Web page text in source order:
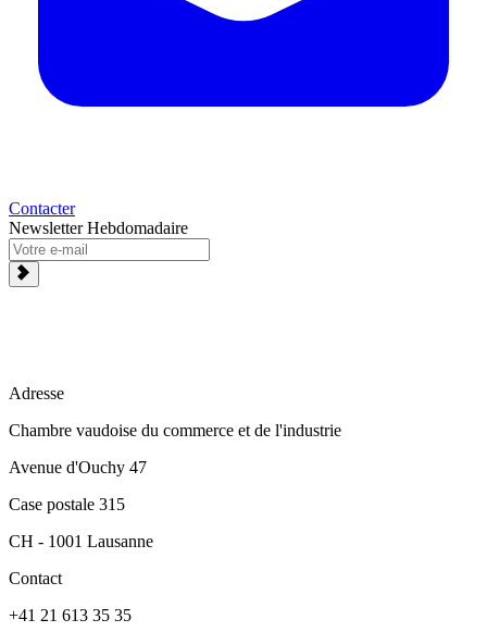
Contacter
Newsletter Hebdomadaire
Adresse
Chambre vaudoise du commerce et de l'industrie
Avenue d'Ouchy 47
Case postale 315
CH - 1001 Lausanne
Contact
+41 21 613 35 35